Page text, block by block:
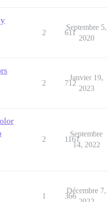
2 611
Septembre 5,
2020
2 712
Janvier 19,
2023
2 1161
Septembre
14, 2022
1 366
Décembre 7,